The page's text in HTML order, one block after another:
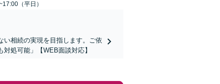
（平日）
い相続の実現を目指します。ご依
処可能」【WEB面談対応】